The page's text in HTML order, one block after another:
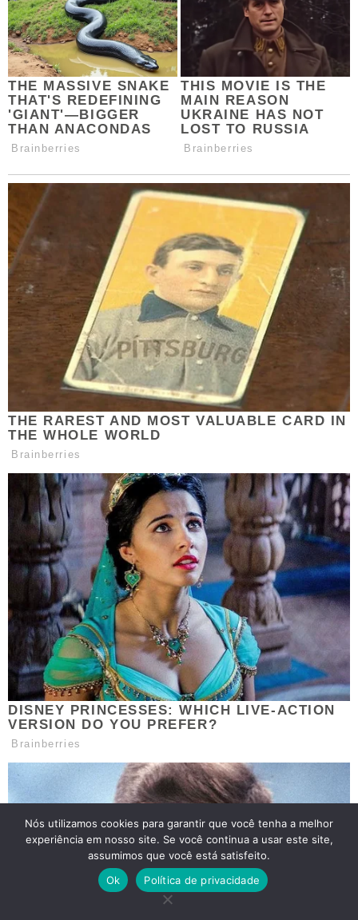
Nós utilizamos cookies para garantir que você tenha a melhor
experiência em nosso site. Se você continua a usar este site,
assumimos que você está satisfeito.
Ok
Política de privacidade